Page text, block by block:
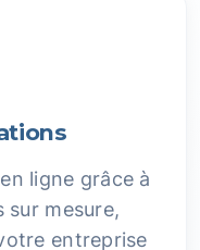
ligne grâce à
sur mesure,
entreprise